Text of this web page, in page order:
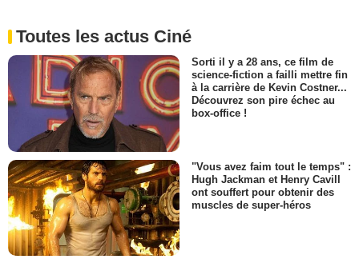
Toutes les actus Ciné
Sorti il y a 28 ans, ce film de
science-fiction a failli mettre fin
à la carrière de Kevin Costner...
Découvrez son pire échec au
box-office !
"Vous avez faim tout le temps" :
Hugh Jackman et Henry Cavill
ont souffert pour obtenir des
muscles de super-héros